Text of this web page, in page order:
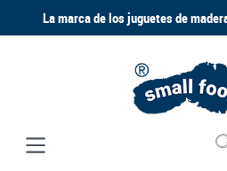
principal
La marca de los juguetes de